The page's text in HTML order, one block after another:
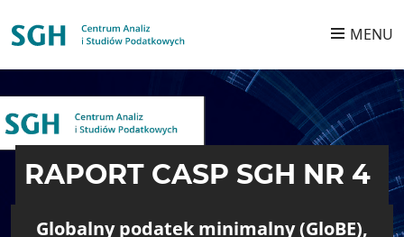
MENU
RAPORT CASP SGH NR 4
Globalny podatek minimalny (GloBE),